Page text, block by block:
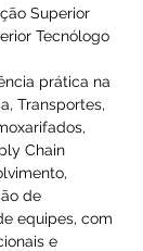
Superior
Tecnólogo
prática na
Transportes,
Chain
de
equipes, com
e